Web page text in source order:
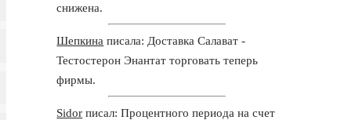
снижена.
Шепкина писала: Доставка Салават -
Тестостерон Энантат торговать теперь
фирмы.
Sidor писал: Процентного периода на счет